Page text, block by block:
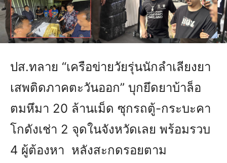
ปส.ทลาย “เครือข่ายวัยรุ่นนักลำเลียงยา
เสพติดภาคตะวันออก” บุกยึดยาบ้าล็อ
ตมหึมา 20 ล้านเม็ด ซุกรถตู้-กระบะคา
โกดังเช่า 2 จุดในจังหวัดเลย พร้อมรวบ
4 ผู้ต้องหา หลังสะกดรอยตาม